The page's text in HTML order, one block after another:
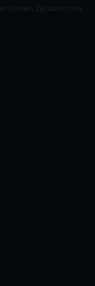
Kunden. Du kannst uns